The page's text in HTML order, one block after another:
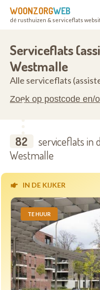
WOONZORGWEB
dé rusthuizen & serviceflats
Serviceflats
Westmalle
Alle serviceflats
Zoek op postcode en/
82
serviceflats in
Westmalle
IN DE KIJKER
TE HUUR